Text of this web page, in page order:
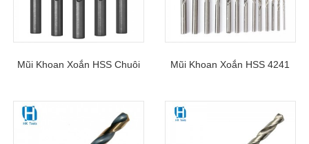
Mũi Khoan Xoắn HSS Chuôi
Loại Cứng, Gang, 1-20mm
Mũi Khoan Xoắn HSS 4241